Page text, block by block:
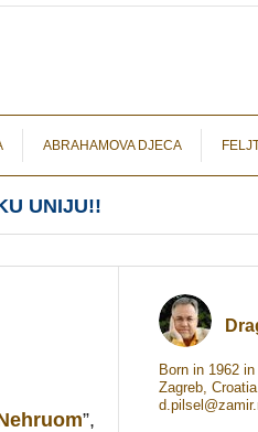
ABRAHAMOVA DJECA
UNIJU!!
”,
Born in 1962
Zagreb,